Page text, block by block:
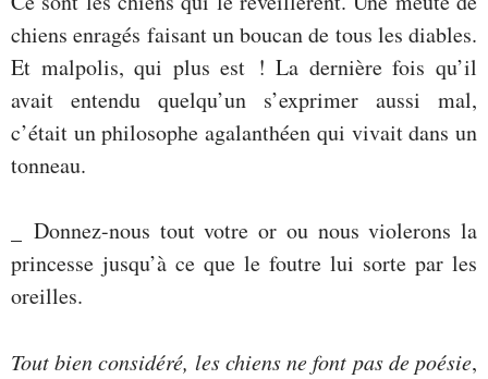
chiens enragés faisant un boucan de tous les diables.
Et malpolis, qui plus est ! La dernière fois qu’il
avait entendu quelqu’un s’exprimer aussi mal,
c’était un philosophe agalanthéen qui vivait dans un
tonneau.
_ Donnez-nous tout votre or ou nous violerons la
princesse jusqu’à ce que le foutre lui sorte par les
oreilles.
Tout bien considéré, les chiens ne font pas de poésie,